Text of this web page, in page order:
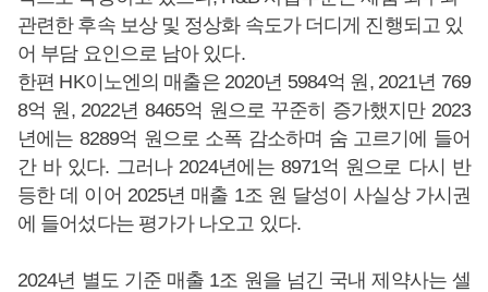
관련한 후속 보상 및 정상화 속도가 더디게 진행되고 있
어 부담 요인으로 남아 있다.
한편 HK이노엔의 매출은 2020년 5984억 원, 2021년 769
8억 원, 2022년 8465억 원으로 꾸준히 증가했지만 2023
년에는 8289억 원으로 소폭 감소하며 숨 고르기에 들어
간 바 있다. 그러나 2024년에는 8971억 원으로 다시 반
등한 데 이어 2025년 매출 1조 원 달성이 사실상 가시권
에 들어섰다는 평가가 나오고 있다.
2024년 별도 기준 매출 1조 원을 넘긴 국내 제약사는 셀